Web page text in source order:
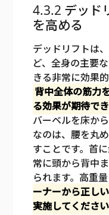
4.3.2 デッド
を高める
デッドリフトは
ど、全身の主要
きる非常に効果
背中全体の筋力
る効果が期待でき
バーベルを床か
なのは、腰を丸
すことです。首
常に頭から背中
られます。高重量
ーナーから正し
実施してください